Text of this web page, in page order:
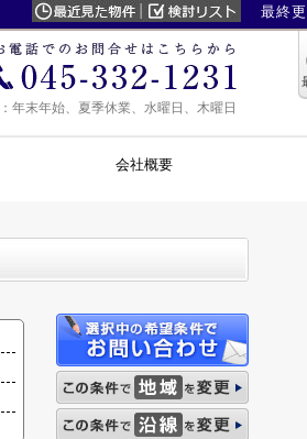
最終
年末年始、夏季休業、水曜日、木曜日
会社概要